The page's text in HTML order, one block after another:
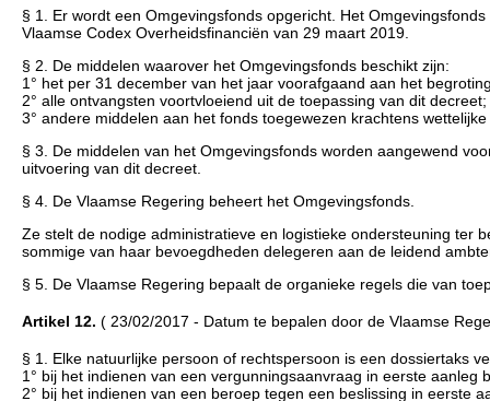
§ 1. Er wordt een Omgevingsfonds opgericht. Het
Vlaamse Codex Overheidsfinanciën van 29 maart 2019.
§ 2. De middelen waarover het Omgevingsfonds beschikt zijn:
1° het per 31 december van het jaar voorafgaand aan het
2° alle ontvangsten voortvloeiend uit de toepassing van dit decreet;
3° andere middelen aan het fonds toegewezen krachtens
§ 3. De middelen van het Omgevingsfonds worden aangewend
uitvoering van dit decreet.
§ 4. De Vlaamse Regering beheert het Omgevingsfonds.
Ze stelt de nodige administratieve en logistieke ondersteuning ter
sommige van haar bevoegdheden delegeren aan de leidend
§ 5. De Vlaamse Regering bepaalt de organieke regels die van
Artikel 12. ( 23/02/2017 - Datum te bepalen door de Vlaamse
§ 1. Elke natuurlijke persoon of rechtspersoon is een dossiertaks
1° bij het indienen van een vergunningsaanvraag in eerste
2° bij het indienen van een beroep tegen een beslissing in eerste